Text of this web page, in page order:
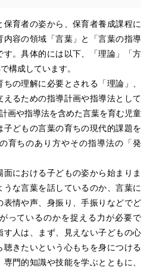
育者の姿から、保育者養成課程に
内容の領域「言葉」と「言葉の指導
。具体的には以下、「理論」「方
構成しています。
の理解に必要とされる「理論」、
るための指導計画や指導法として
画や指導法を含めた言葉を育む児童
どもの言葉の育ちの現代的課題を
育ちのあり方やその指導法の「発
における子どもの姿から始まりま
な言葉を話しているのか、言葉に
表情や声、身振り、手振りなどでど
っているのかを捉える力が必要で
人は、まず、見えない子どもの心
きたいという心もちを身につける
門的知識や技能を学ぶとともに、